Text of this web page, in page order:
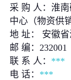
采 购 人：淮
中心（物资供
地 址： 安徽
邮 编：232001
联 系 人： ***
电 话： ***